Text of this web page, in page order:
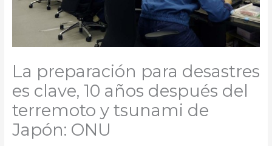
La preparación para desastres
es clave, 10 años después del
terremoto y tsunami de
Japón: ONU